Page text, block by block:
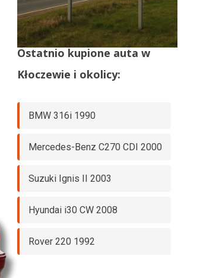
Ostatnio kupione auta w
Kłoczewie i okolicy:
BMW 316i 1990
Mercedes-Benz C270 CDI 2000
Suzuki Ignis II 2003
Hyundai i30 CW 2008
Rover 220 1992